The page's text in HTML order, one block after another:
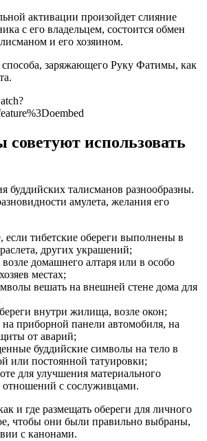
активации произойдет слияние
с его владельцем, состоится обмен
и его хозяином.
заряжающего Руку Фатимы, как
советуют использовать
буддийских талисманов разнообразны.
амулета, желания его
если тибетские обереги выполнены в
других украшений;
возле домашнего алтаря или в особо
местах;
вешать на внешней стене дома для
внутри жилища, возле окон;
на приборной панели автомобиля, на
от аварий;
буддийские символы на тело в
или постоянной татуировки;
для улучшения материального
отношений с сослуживцами.
и где размещать обереги для личного
чтобы они были правильно выбраны,
с канонами.